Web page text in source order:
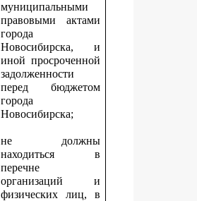
муниципальными
правовыми актами
города
Новосибирска, и
иной просроченной
задолженности
перед бюджетом
города
Новосибирска;
не должны
находиться в
перечне
организаций и
физических лиц, в